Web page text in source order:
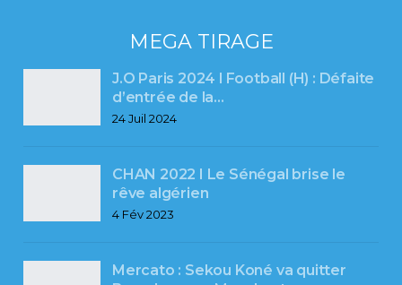
MEGA TIRAGE
J.O Paris 2024 l Football (H) : Défaite
d’entrée de la…
24 Juil 2024
CHAN 2022 I Le Sénégal brise le
rêve algérien
4 Fév 2023
Mercato : Sekou Koné va quitter